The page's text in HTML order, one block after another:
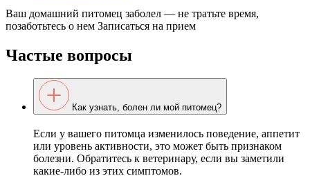
Ваш домашний питомец заболел — не тратьте время,
позаботьтесь о нем Записаться на прием
Частые вопросы
Как узнать, болен ли мой питомец?
Если у вашего питомца изменилось поведение, аппетит
или уровень активности, это может быть признаком
болезни. Обратитесь к ветеринару, если вы заметили
какие-либо из этих симптомов.